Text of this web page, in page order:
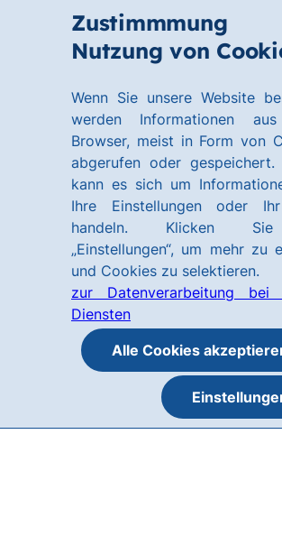
Nutzung von
Wenn Sie unsere Website
werden Informationen
Browser, meist in Form von
abgerufen oder gespeichert.
kann es sich um
Ihre Einstellungen oder
handeln. Klicken
„Einstellungen“, um mehr zu
und Cookies zu selektieren.
zur Datenverarbeitung bei
Diensten
Alle Cookies
Hauptinhalt